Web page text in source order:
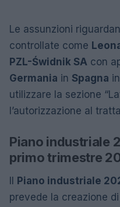
Le assunzioni
controllate come
PZL-Świdnik SA con
Germania in Spagna in
utilizzare la sezione
l’autorizzazione al
Piano industriale
primo trimestre
Piano industriale
prevede la creazione